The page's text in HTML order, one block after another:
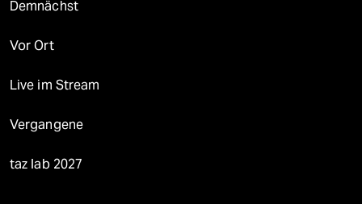
Demnächst
Vor Ort
Live im Stream
Vergangene
taz lab 2027